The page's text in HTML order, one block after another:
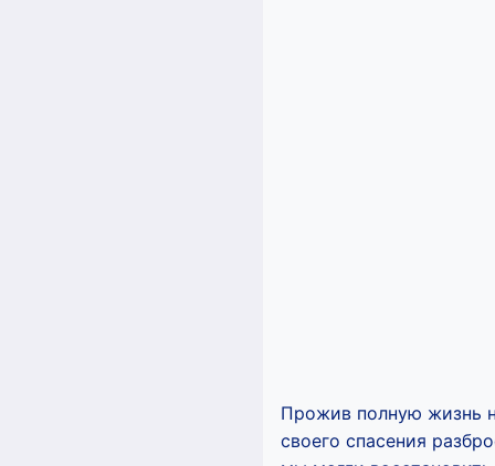
Прожив полную жизнь
своего спасения